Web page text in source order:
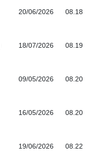
20/06/2026 08.18
18/07/2026 08.19
09/05/2026 08.20
16/05/2026 08.20
19/06/2026 08.22